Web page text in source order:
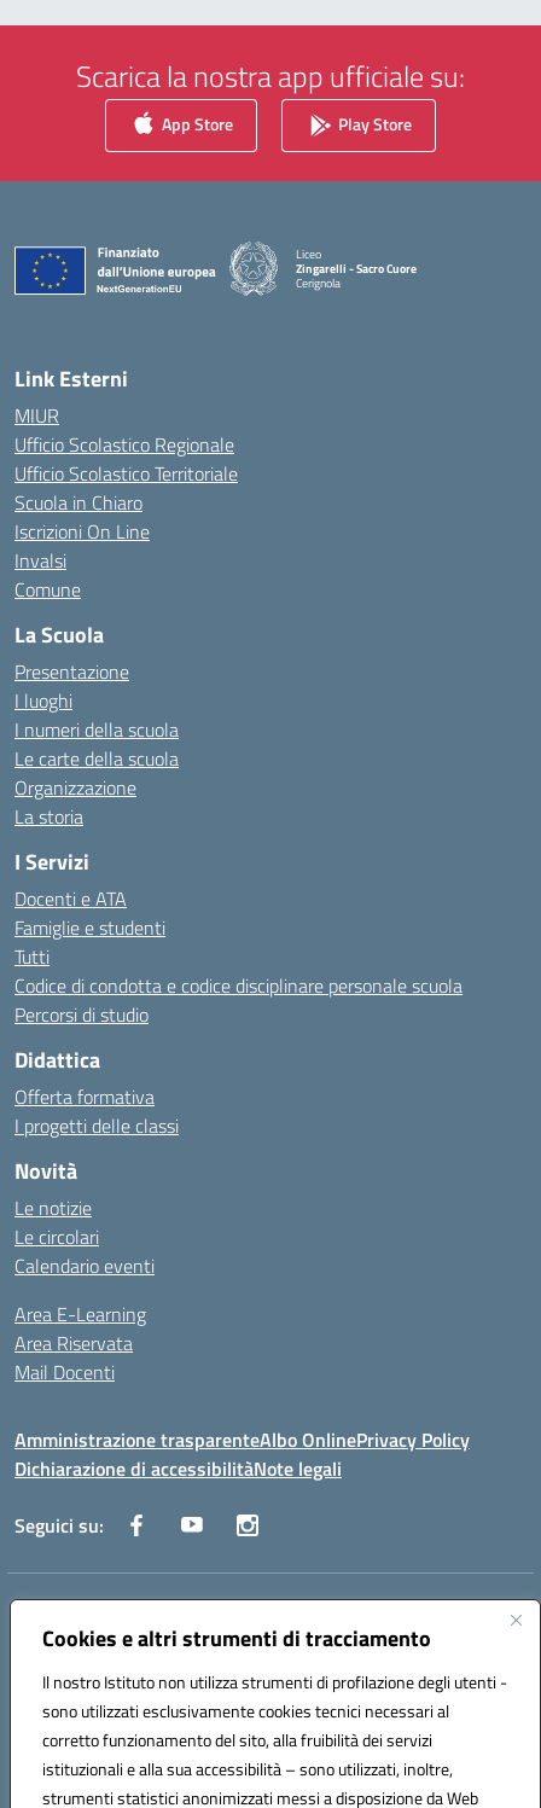
Cookies e altri strumenti di tracciamento
Il nostro Istituto non utilizza strumenti di profilazione degli utenti -
sono utilizzati esclusivamente cookies tecnici necessari al
corretto funzionamento del sito, alla fruibilità dei servizi
istituzionali e alla sua accessibilità – sono utilizzati, inoltre,
strumenti statistici anonimizzati messi a disposizione da Web
Scarica la nostra app ufficiale su:
App Store Play Store
Liceo
Zingarelli - Sacro Cuore
Cerignola
— Visita la pagina iniziale della scuola
Link Esterni
MIUR
Ufficio Scolastico Regionale
Ufficio Scolastico Territoriale
Scuola in Chiaro
Iscrizioni On Line
Invalsi
Comune
La Scuola
Presentazione
I luoghi
I numeri della scuola
Le carte della scuola
Organizzazione
La storia
I Servizi
Docenti e ATA
Famiglie e studenti
Tutti
Codice di condotta e codice disciplinare personale scuola
Percorsi di studio
Didattica
Offerta formativa
I progetti delle classi
Novità
Le notizie
Le circolari
Calendario eventi
Area E-Learning
Area Riservata
Mail Docenti
Amministrazione trasparenteAlbo OnlinePrivacy Policy
Dichiarazione di accessibilitàNote legali
Seguici su:
Indirizzo:
Centralino:0885 417864 Email:fgpc180008@istruzione.it
Codice fiscale: 90043150714
Codice meccanografico:
FGPC180008
Codice Indice delle Pubbliche Amministrazioni (IPA): lzcc